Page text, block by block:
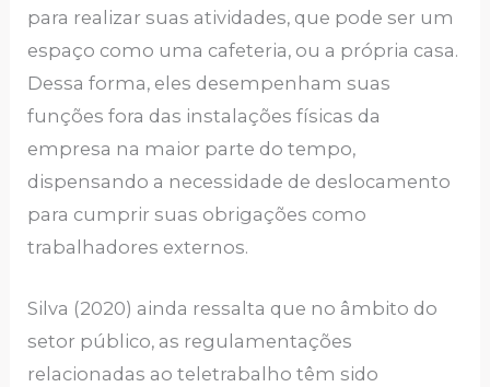
para realizar suas atividades, que pode ser um
espaço como uma cafeteria, ou a própria casa.
Dessa forma, eles desempenham suas
funções fora das instalações físicas da
empresa na maior parte do tempo,
dispensando a necessidade de deslocamento
para cumprir suas obrigações como
trabalhadores externos.
Silva (2020) ainda ressalta que no âmbito do
setor público, as regulamentações
relacionadas ao teletrabalho têm sido